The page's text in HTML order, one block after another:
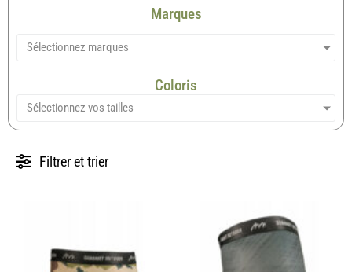
Marques
Sélectionnez marques
Coloris
Sélectionnez vos tailles
Filtrer et trier